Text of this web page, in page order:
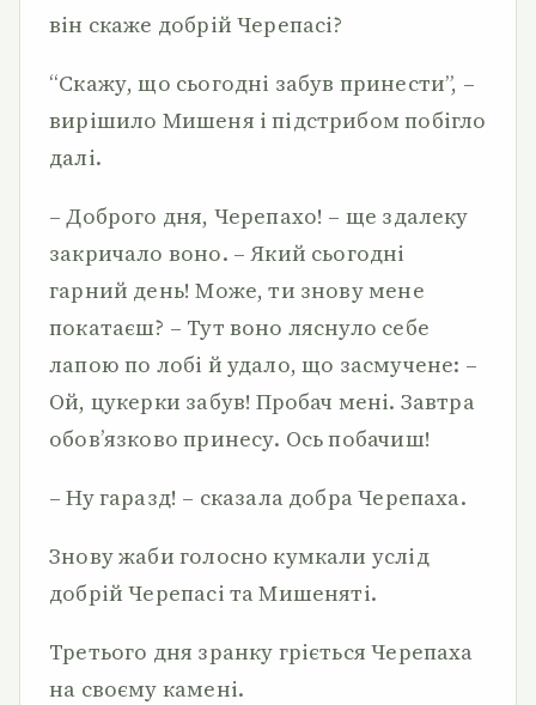
він скаже добрій Черепасі?
“Скажу, що сьогодні забув принести”, –
вирішило Мишеня і підстрибом побігло
далі.
– Доброго дня, Черепахо! – ще здалеку
закричало воно. – Який сьогодні
гарний день! Може, ти знову мене
покатаєш? – Тут воно ляснуло себе
лапою по лобі й удало, що засмучене: –
Ой, цукерки забув! Пробач мені. Завтра
обов’язково принесу. Ось побачиш!
– Ну гаразд! – сказала добра Черепаха.
Знову жаби голосно кумкали услід
добрій Черепасі та Мишеняті.
Третього дня зранку гріється Черепаха
на своєму камені.